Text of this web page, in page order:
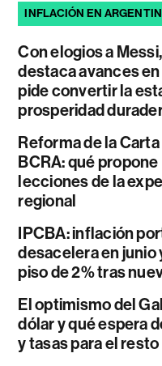
INFLACIÓN EN
Con elogios a
destaca avances
pide convertir la
prosperidad
Reforma de la
BCRA: qué propone
lecciones de la
regional
IPCBA: inflación
desacelera en junio
piso de 2% tras
El optimismo del
dólar y qué espera
y tasas para el